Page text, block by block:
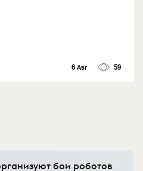
6 Авг 59
бои роботов